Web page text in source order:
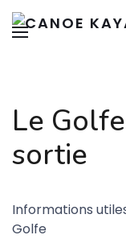
Le
sortie
Informations
Golfe